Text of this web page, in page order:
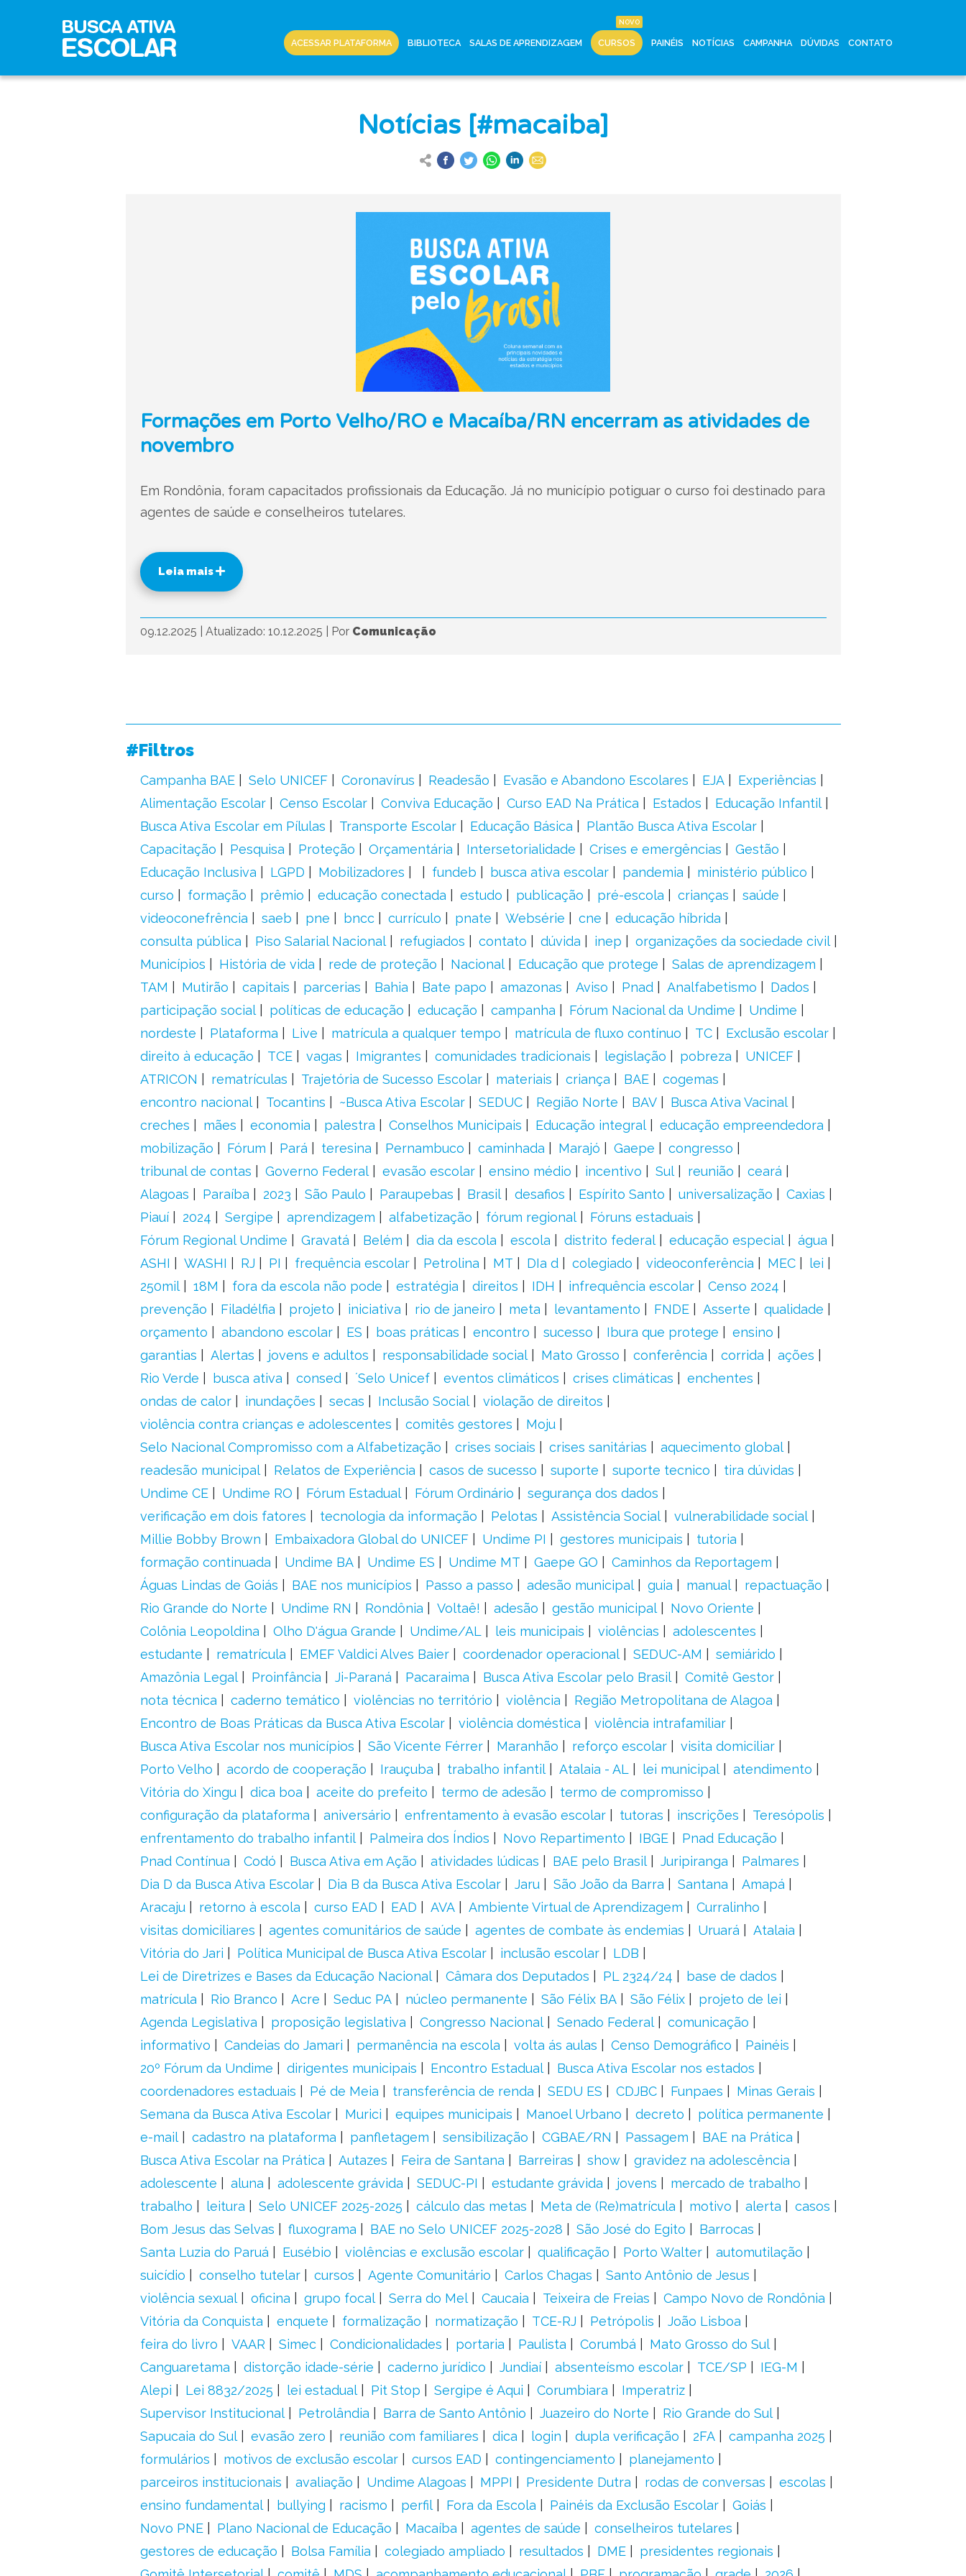
ACESSAR PLATAFORMA BIBLIOTECA SALAS DE APRENDIZAGEM CURSOS PAINÉIS NOTÍCIAS CAMPANHA DÚVIDAS CONTATO
Notícias [#macaiba]
Formações em Porto Velho/RO e Macaíba/RN encerram as atividades de
novembro
Em Rondônia, foram capacitados profissionais da Educação. Já no município potiguar o curso foi destinado para
agentes de saúde e conselheiros tutelares.
Leia mais
09.12.2025 Atualizado: 10.12.2025 Por Comunicação
#Filtros
Campanha BAE Selo UNICEF Coronavírus Readesão Evasão e Abandono Escolares EJA
Experiências
Alimentação Escolar
Censo Escolar Conviva Educação Curso EAD Na Prática Estados
Educação Infantil
Busca Ativa Escolar em Pílulas
Transporte Escolar Educação Básica
Plantão Busca Ativa Escolar
Capacitação
Pesquisa Proteção Orçamentária Intersetorialidade Crises e emergências
Gestão
Educação Inclusiva
LGPD Mobilizadores fundeb busca ativa escolar pandemia
ministério público
curso
formação prêmio educação conectada estudo publicação pré-escola crianças
saúde
videoconefrência
saeb pne bncc currículo pnate Websérie cne
educação híbrida
consulta pública
Piso Salarial Nacional refugiados contato dúvida inep
organizações da sociedade civil
Municípios
História de vida rede de proteção Nacional Educação que protege
Salas de aprendizagem
TAM
Mutirão capitais parcerias Bahia Bate papo amazonas Aviso Pnad Analfabetismo
Dados
participação social
políticas de educação educação campanha Fórum Nacional da Undime
Undime
nordeste
Plataforma Live matrícula a qualquer tempo matrícula de fluxo contínuo TC
Exclusão escolar
direito à educação
TCE vagas Imigrantes comunidades tradicionais legislação pobreza
UNICEF
ATRICON
rematrículas Trajetória de Sucesso Escolar materiais criança BAE
cogemas
encontro nacional
Tocantins ~Busca Ativa Escolar SEDUC Região Norte BAV
Busca Ativa Vacinal
creches
mães economia palestra Conselhos Municipais Educação integral
educação empreendedora
mobilização
Fórum Pará teresina Pernambuco caminhada Marajó Gaepe
congresso
tribunal de contas
Governo Federal evasão escolar ensino médio incentivo Sul reunião
ceará
Alagoas
Paraíba 2023 São Paulo Paraupebas Brasil desafios Espírito Santo universalização
Caxias
Piauí
2024 Sergipe aprendizagem alfabetização fórum regional
Fóruns estaduais
Fórum Regional Undime
Gravatá Belém dia da escola escola distrito federal educação especial
água
ASHI
WASHI RJ PI frequência escolar Petrolina MT DIa d colegiado videoconferência MEC
lei
250mil
18M fora da escola não pode estratégia direitos IDH infrequência escolar
Censo 2024
prevenção
Filadélfia projeto iniciativa rio de janeiro meta levantamento FNDE Asserte
qualidade
orçamento
abandono escolar ES boas práticas encontro sucesso Ibura que protege
ensino
garantias
Alertas jovens e adultos responsabilidade social Mato Grosso conferência corrida
ações
Rio Verde
busca ativa consed ´Selo Unicef eventos climáticos crises climáticas
enchentes
ondas de calor
inundações secas Inclusão Social
violação de direitos
violência contra crianças e adolescentes
comitês gestores
Moju
Selo Nacional Compromisso com a Alfabetização
crises sociais crises sanitárias
aquecimento global
readesão municipal
Relatos de Experiência casos de sucesso suporte suporte tecnico
tira dúvidas
Undime CE
Undime RO Fórum Estadual Fórum Ordinário
segurança dos dados
verificação em dois fatores
tecnologia da informação Pelotas Assistência Social
vulnerabilidade social
Millie Bobby Brown
Embaixadora Global do UNICEF Undime PI gestores municipais
tutoria
formação continuada
Undime BA Undime ES Undime MT Gaepe GO
Caminhos da Reportagem
Águas Lindas de Goiás
BAE nos municípios Passo a passo adesão municipal guia manual
repactuação
Rio Grande do Norte
Undime RN Rondônia Voltaê! adesão gestão municipal
Novo Oriente
Colônia Leopoldina
Olho D'água Grande Undime/AL leis municipais violências
adolescentes
estudante
rematrícula EMEF Valdici Alves Baier coordenador operacional SEDUC-AM
semiárido
Amazônia Legal
Proinfância Ji-Paraná Pacaraima Busca Ativa Escolar pelo Brasil
Comitê Gestor
nota técnica
caderno temático violências no território violência
Região Metropolitana de Alagoa
Encontro de Boas Práticas da Busca Ativa Escolar
violência doméstica
violência intrafamiliar
Busca Ativa Escolar nos municípios
São Vicente Férrer Maranhão reforço escolar
visita domiciliar
Porto Velho
acordo de cooperação Irauçuba trabalho infantil Atalaia - AL lei municipal
atendimento
Vitória do Xingu
dica boa aceite do prefeito termo de adesão
termo de compromisso
configuração da plataforma
aniversário enfrentamento à evasão escolar tutoras inscrições
Teresópolis
enfrentamento do trabalho infantil
Palmeira dos Índios Novo Repartimento IBGE
Pnad Educação
Pnad Contínua
Codó Busca Ativa em Ação atividades lúdicas BAE pelo Brasil Juripiranga
Palmares
Dia D da Busca Ativa Escolar
Dia B da Busca Ativa Escolar Jaru São João da Barra Santana
Amapá
Aracaju
retorno à escola curso EAD EAD AVA Ambiente Virtual de Aprendizagem
Curralinho
visitas domiciliares
agentes comunitários de saúde agentes de combate às endemias Uruará
Atalaia
Vitória do Jari
Política Municipal de Busca Ativa Escolar inclusão escolar
LDB
Lei de Diretrizes e Bases da Educação Nacional
Câmara dos Deputados PL 2324/24
base de dados
matrícula
Rio Branco Acre Seduc PA núcleo permanente São Félix BA São Félix
projeto de lei
Agenda Legislativa
proposição legislativa Congresso Nacional Senado Federal
comunicação
informativo
Candeias do Jamari permanência na escola volta ás aulas Censo Demográfico
Painéis
20º Fórum da Undime
dirigentes municipais Encontro Estadual
Busca Ativa Escolar nos estados
coordenadores estaduais
Pé de Meia transferência de renda SEDU ES CDJBC Funpaes
Minas Gerais
Semana da Busca Ativa Escolar
Murici equipes municipais Manoel Urbano decreto
política permanente
e-mail
cadastro na plataforma panfletagem sensibilização CGBAE/RN Passagem
BAE na Prática
Busca Ativa Escolar na Prática
Autazes Feira de Santana Barreiras show
gravidez na adolescência
adolescente
aluna adolescente grávida SEDUC-PI estudante grávida jovens
mercado de trabalho
trabalho
leitura Selo UNICEF 2025-2025 cálculo das metas Meta de (Re)matrícula motivo alerta
casos
Bom Jesus das Selvas
fluxograma BAE no Selo UNICEF 2025-2028 São José do Egito
Barrocas
Santa Luzia do Paruá
Eusébio violências e exclusão escolar qualificação Porto Walter
automutilação
suicídio
conselho tutelar cursos Agente Comunitário Carlos Chagas
Santo Antônio de Jesus
violência sexual
oficina grupo focal Serra do Mel Caucaia Teixeira de Freias
Campo Novo de Rondônia
Vitória da Conquista
enquete formalização normatização TCE-RJ Petrópolis
João Lisboa
feira do livro
VAAR Simec Condicionalidades portaria Paulista Corumbá
Mato Grosso do Sul
Canguaretama
distorção idade-série caderno jurídico Jundiaí absenteísmo escolar TCE/SP
IEG-M
Alepi
Lei 8832/2025 lei estadual Pit Stop Sergipe é Aqui Corumbiara
Imperatriz
Supervisor Institucional
Petrolândia Barra de Santo Antônio Juazeiro do Norte
Rio Grande do Sul
Sapucaia do Sul
evasão zero reunião com familiares dica login dupla verificação 2FA
campanha 2025
formulários
motivos de exclusão escolar cursos EAD contingenciamento
planejamento
parceiros institucionais
avaliação Undime Alagoas MPPI Presidente Dutra rodas de conversas
escolas
ensino fundamental
bullying racismo perfil Fora da Escola Painéis da Exclusão Escolar
Goiás
Novo PNE
Plano Nacional de Educação Macaíba agentes de saúde
conselheiros tutelares
gestores de educação
Bolsa Família colegiado ampliado resultados DME
presidentes regionais